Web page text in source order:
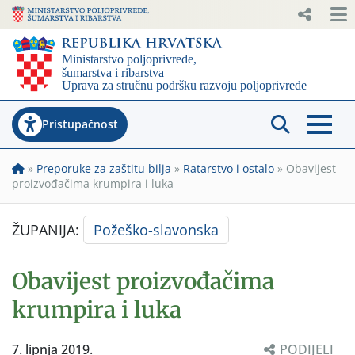
Pristupačnost
» Preporuke za zaštitu bilja » Ratarstvo i ostalo » Obavijest
proizvođačima krumpira i luka
ŽUPANIJA: Požeško-slavonska
Obavijest proizvođačima
krumpira i luka
7. lipnja 2019. PODIJELI